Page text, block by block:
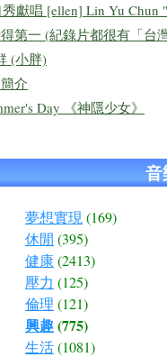
獻唱 [ellen] Lin Yu Chun
第一 (紀錄片都很有「台
(小胖)
介
Day 《神隱少女》
音
夢想實現 (169)
休閒 (395)
健康(2413)
壓力 (125)
倫理 (121)
興趣(775)
生活(1081)